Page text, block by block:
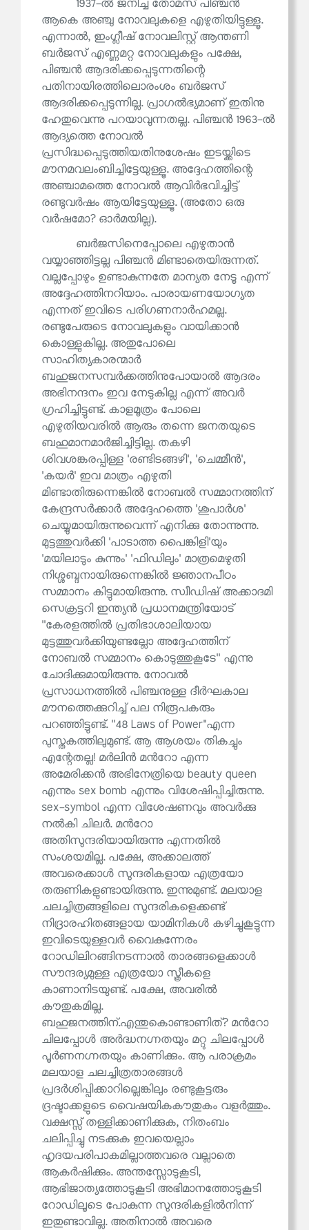
1937-ൽ ജനിച്ച തോമസ് പിഞ്ചൻ
ആകെ അഞ്ചു നോവലുകളെ എഴുതിയിട്ടുള്ളൂ.
എന്നാൽ, ഇംഗ്ലീഷ് നോവലിസ്റ്റ് ആന്തണി
ബർജസ് എണ്ണമറ്റ നോവലുകളും പക്ഷേ,
പിഞ്ചൻ ആദരിക്കപ്പെടുന്നതിന്റെ
പതിനായിരത്തിലൊരംശം ബർജസ്
ആദരിക്കപ്പെടുന്നില്ല. പ്രാഗൽഭ്യമാണ് ഇതിനു
ഹേതുവെന്നു പറയാവുന്നതല്ല. പിഞ്ചൻ 1963-ൽ
ആദ്യത്തെ നോവൽ
പ്രസിദ്ധപ്പെടുത്തിയതിനുശേഷം ഇടയ്ക്കിടെ
മൗനമവലംബിച്ചിട്ടേയുള്ളൂ. അദ്ദേഹത്തിന്റെ
അഞ്ചാമത്തെ നോവൽ ആവിർഭവിച്ചിട്ട്
രണ്ടുവർഷം ആയിട്ടേയുള്ളൂ. (അതോ ഒരു
വർഷമോ? ഓർമയില്ല).
ബർജസിനെപ്പോലെ എഴുതാൻ
വയ്യാഞ്ഞിട്ടല്ല പിഞ്ചൻ മിണ്ടാതെയിരുന്നത്.
വല്ലപ്പോഴും ഉണ്ടാകുന്നതേ മാന്യത നേടൂ എന്ന്
അദ്ദേഹത്തിനറിയാം. പാരായണയോഗ്യത
എന്നത് ഇവിടെ പരിഗണനാർഹമല്ല.
രണ്ടുപേരുടെ നോവലുകളും വായിക്കാൻ
കൊള്ളുകില്ല. അതുപോലെ
സാഹിത്യകാരന്മാർ
ബഹുജനസമ്പർക്കത്തിനുപോയാൽ ആദരം
അഭിനന്ദനം ഇവ നേടുകില്ല എന്ന് അവർ
ഗ്രഹിച്ചിട്ടുണ്ട്. കാളമൂത്രം പോലെ
എഴുതിയവരിൽ ആരും തന്നെ ജനതയുടെ
ബഹുമാനമാർജിച്ചിട്ടില്ല. തകഴി
ശിവശങ്കരപ്പിള്ള 'രണ്ടിടങ്ങഴി', 'ചെമ്മീൻ',
'കയർ' ഇവ മാത്രം എഴുതി
മിണ്ടാതിരുന്നെങ്കിൽ നോബൽ സമ്മാനത്തിന്
കേന്ദ്രസർക്കാർ അദ്ദേഹത്തെ 'ശുപാർശ'
ചെയ്യുമായിരുന്നുവെന്ന് എനിക്കു തോന്നുന്നു.
മുട്ടത്തുവർക്കി 'പാടാത്ത പൈങ്കിളി'യും
'മയിലാടും കുന്നും' 'ഫിഡിലും' മാത്രമെഴുതി
നിശ്ശബ്ദനായിരുന്നെങ്കിൽ ജ്ഞാനപീഠം
സമ്മാനം കിട്ടുമായിരുന്നു. സ്വീഡിഷ് അക്കാദമി
സെക്രട്ടറി ഇന്ത്യൻ പ്രധാനമന്ത്രിയോട്
''കേരളത്തിൽ പ്രതിഭാശാലിയായ
മുട്ടത്തുവർക്കിയുണ്ടല്ലോ അദ്ദേഹത്തിന്
നോബൽ സമ്മാനം കൊടുത്തുകൂടേ'' എന്നു
ചോദിക്കുമായിരുന്നു. നോവൽ
പ്രസാധനത്തിൽ പിഞ്ചനുള്ള ദീർഘകാല
മൗനത്തെക്കുറിച്ച് പല നിരൂപകരും
പറഞ്ഞിട്ടുണ്ട്. ''48 Laws of Power"എന്ന
പുസ്തകത്തിലുമുണ്ട്. ആ ആശയം തികച്ചും
എന്റേതല്ല! മർലിൻ മൻറോ എന്ന
അമേരിക്കൻ അഭിനേത്രിയെ beauty queen
എന്നും sex bomb എന്നും വിശേഷിപ്പിച്ചിരുന്നു.
sex-symbol എന്ന വിശേഷണവും അവർക്കു
നൽകി ചിലർ. മൻറോ
അതിസുന്ദരിയായിരുന്നു എന്നതിൽ
സംശയമില്ല. പക്ഷേ, അക്കാലത്ത്
അവരെക്കാൾ സുന്ദരികളായ എത്രയോ
തരുണികളുണ്ടായിരുന്നു. ഇന്നുമുണ്ട്. മലയാള
ചലച്ചിത്രങ്ങളിലെ സുന്ദരികളെക്കണ്ട്
നിദ്രാരഹിതങ്ങളായ യാമിനികൾ കഴിച്ചുകൂട്ടുന്ന
ഇവിടെയുള്ളവർ വൈകുന്നേരം
റോഡിലിറങ്ങിനടന്നാൽ താരങ്ങളെക്കാൾ
സൗന്ദര്യമുള്ള എത്രയോ സ്ത്രീകളെ
കാണാനിടയുണ്ട്. പക്ഷേ, അവരിൽ
കൗതുകമില്ല.
ബഹുജനത്തിന്.എന്തുകൊണ്ടാണിത്? മൻറോ
ചിലപ്പോൾ അർദ്ധനഗ്നതയും മറ്റു ചിലപ്പോൾ
പൂർണനഗ്നതയും കാണിക്കും. ആ പരാക്രമം
മലയാള ചലച്ചിത്രതാരങ്ങൾ
പ്രദർശിപ്പിക്കാറില്ലെങ്കിലും രണ്ടുകൂട്ടരും
ദ്രഷ്ടാക്കളുടെ വൈഷയികകൗതുകം വളർത്തും.
വക്ഷസ്സ് തള്ളിക്കാണിക്കുക, നിതംബം
ചലിപ്പിച്ചു നടക്കുക ഇവയെല്ലാം
ഹൃദയപരിപാകമില്ലാത്തവരെ വല്ലാതെ
ആകർഷിക്കും. അന്തസ്സോടുകൂടി,
ആഭിജാത്യത്തോടുകൂടി അഭിമാനത്തോടുകൂടി
റോഡിലൂടെ പോകുന്ന സുന്ദരികളിൽനിന്ന്
ഇതുണ്ടാവില്ല. അതിനാൽ അവരെ